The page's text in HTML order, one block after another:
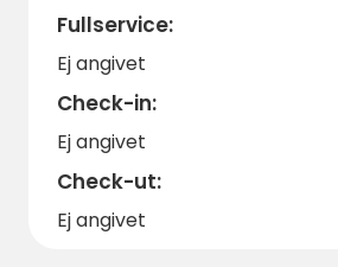
Fullservice:
Ej angivet
Check-in:
Ej angivet
Check-ut:
Ej angivet